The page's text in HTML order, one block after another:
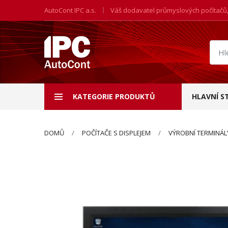
AutoCont IPC a.s. Váš dodavatel průmyslových
KATEGORIE PRODUKTŮ HLAVNÍ
DOMŮ POČÍTAČE S DISPLEJEM VÝROBNÍ